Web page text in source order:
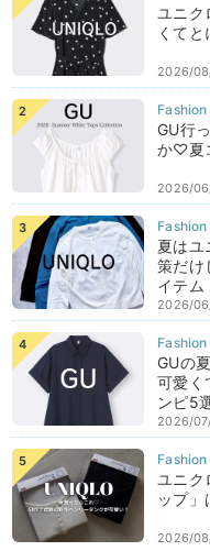
ユニク
くて
2026/
GU行
か♡夏
2026/
夏はユ
策だけ
イテム
2026/
GUの
可愛く
ンピ5
2026/
ユニク
ップ」
2026/